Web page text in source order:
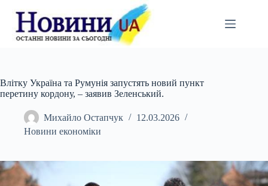
вмісту
Влітку Україна та Румунія запустять новий пункт
перетину кордону, – заявив Зеленський.
Михайло Остапчук
12.03.2026
Новини економіки